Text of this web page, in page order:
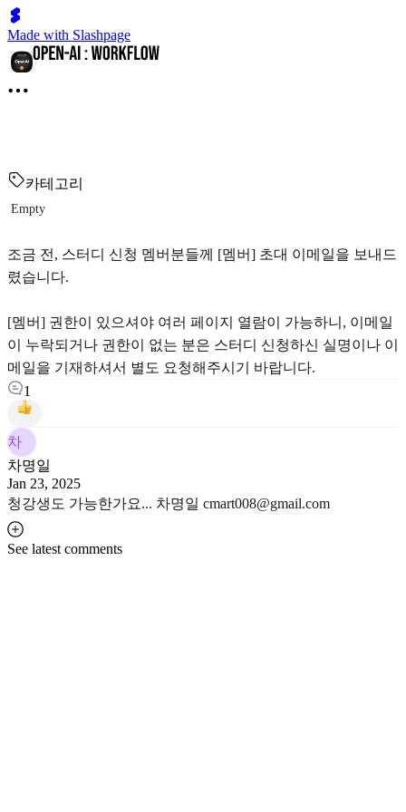
Made with Slashpage
카테고리
Empty
조금 전, 스터디 신청 멤버분들께 [멤버] 초대 이메일을 보내드
렸습니다.
[멤버] 권한이 있으셔야 여러 페이지 열람이 가능하니, 이메일
이 누락되거나 권한이 없는 분은 스터디 신청하신 실명이나 이
메일을 기재하셔서 별도 요청해주시기 바랍니다.
1
차
차명일
Jan 23, 2025
청강생도 가능한가요... 차명일 cmart008@gmail.com
See latest comments